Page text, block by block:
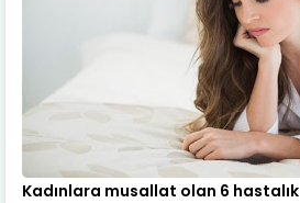
Kadınlara musallat olan 6 hastalık